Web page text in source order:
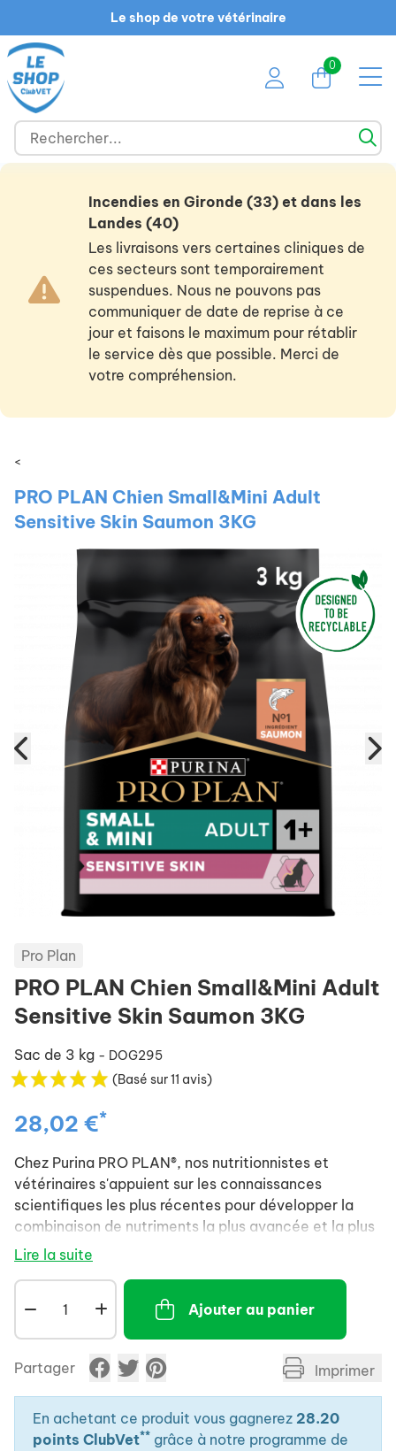
Le shop de votre vétérinaire
0
Incendies en Gironde (33) et dans les
Landes (40)
Les livraisons vers certaines cliniques de
ces secteurs sont temporairement
suspendues. Nous ne pouvons pas
communiquer de date de reprise à ce
jour et faisons le maximum pour rétablir
le service dès que possible. Merci de
votre compréhension.
<
PRO PLAN Chien Small&Mini Adult
Sensitive Skin Saumon 3KG
Pro Plan
PRO PLAN Chien Small&Mini Adult
Sensitive Skin Saumon 3KG
Sac de 3 kg - DOG295
(Basé sur 11 avis)
28,02 €*
Chez Purina PRO PLAN®, nos nutritionnistes et
vétérinaires s'appuient sur les connaissances
scientifiques les plus récentes pour développer la
combinaison de nutriments la plus avancée et la plus
efficace pour votre animal. Nos formules aident à
digestibilité et une absorption élevée des nutriments,
afin de soutenir les défenses naturelles et la santé à
long terme de votre animal.
Lire la suite
Ajouter au panier
Partager Imprimer
En achetant ce produit vous gagnerez 28.20
points ClubVet** grâce à notre programme de